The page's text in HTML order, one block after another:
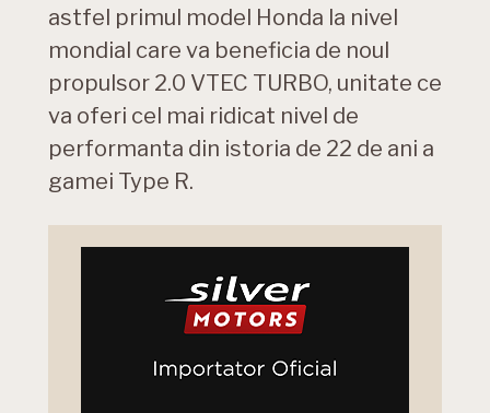
astfel primul model Honda la nivel
mondial care va beneficia de noul
propulsor 2.0 VTEC TURBO, unitate ce
va oferi cel mai ridicat nivel de
performanta din istoria de 22 de ani a
gamei Type R.